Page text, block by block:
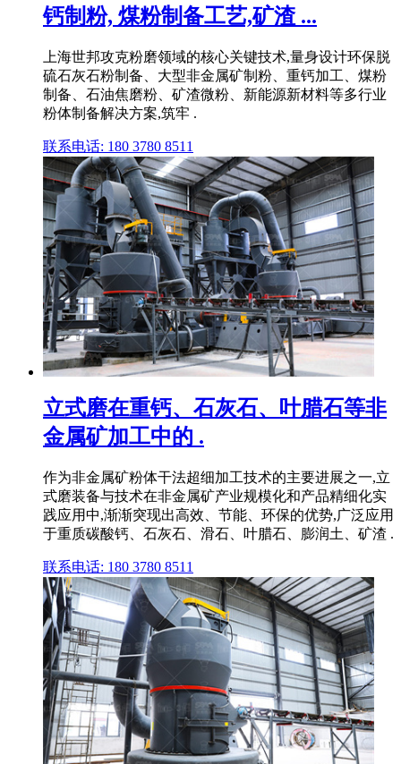
钙制粉, 煤粉制备工艺,矿渣 ...
上海世邦攻克粉磨领域的核心关键技术,量身设计环保脱
硫石灰石粉制备、大型非金属矿制粉、重钙加工、煤粉
制备、石油焦磨粉、矿渣微粉、新能源新材料等多行业
粉体制备解决方案,筑牢 .
联系电话: 180 3780 8511
立式磨在重钙、石灰石、叶腊石等非
金属矿加工中的 .
作为非金属矿粉体干法超细加工技术的主要进展之一,立
式磨装备与技术在非金属矿产业规模化和产品精细化实
践应用中,渐渐突现出高效、节能、环保的优势,广泛应用
于重质碳酸钙、石灰石、滑石、叶腊石、膨润土、矿渣 .
联系电话: 180 3780 8511